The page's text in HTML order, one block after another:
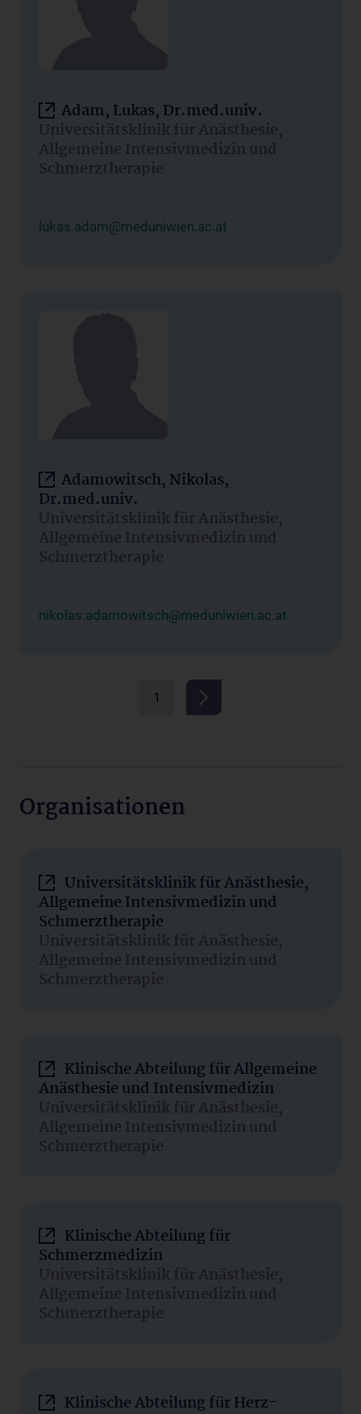
Adam, Lukas, Dr.med.univ.
Universitätsklinik für Anästhesie,
Allgemeine Intensivmedizin und
Schmerztherapie
lukas.adam@meduniwien.ac.at
Adamowitsch, Nikolas,
Dr.med.univ.
Universitätsklinik für Anästhesie,
Allgemeine Intensivmedizin und
Schmerztherapie
nikolas.adamowitsch@meduniwien.ac.at
1
Organisationen
Universitätsklinik für Anästhesie,
Allgemeine Intensivmedizin und
Schmerztherapie
Universitätsklinik für Anästhesie,
Allgemeine Intensivmedizin und
Schmerztherapie
Klinische Abteilung für Allgemeine
Anästhesie und Intensivmedizin
Universitätsklinik für Anästhesie,
Allgemeine Intensivmedizin und
Schmerztherapie
Klinische Abteilung für
Schmerzmedizin
Universitätsklinik für Anästhesie,
Allgemeine Intensivmedizin und
Schmerztherapie
Klinische Abteilung für Herz-